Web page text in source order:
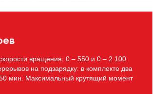
вращения: 0 – 550 и 0 – 2 100
на подзарядку: в комплекте два
мин. Максимальный крутящий момент